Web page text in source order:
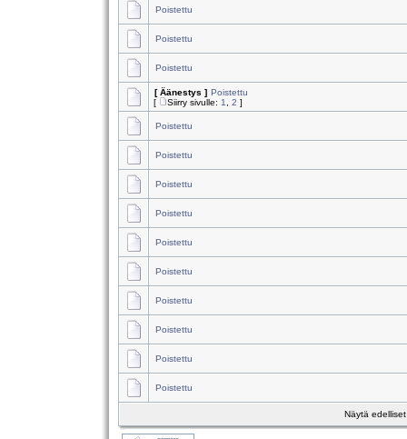
Poistettu
Poistettu
Poistettu
[ Äänestys ] Poistettu
[
Siirry sivulle: 1 2 ]
Poistettu
Poistettu
Poistettu
Poistettu
Poistettu
Poistettu
Poistettu
Poistettu
Poistettu
Poistettu
Näytä